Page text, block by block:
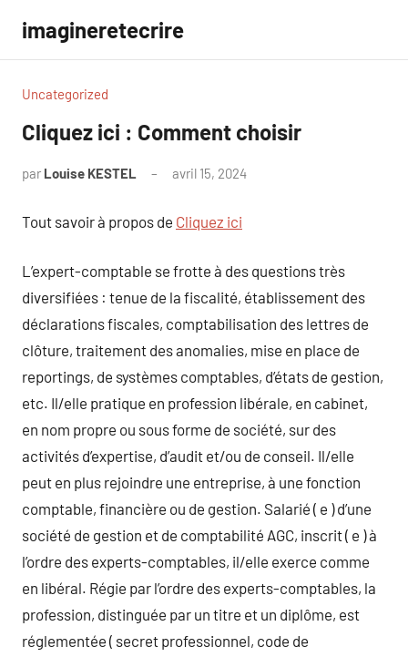
contenu
imagineretecrire
Uncategorized
Cliquez ici : Comment choisir
par Louise KESTEL avril 15, 2024
Tout savoir à propos de Cliquez ici
L’expert-comptable se frotte à des questions très
diversifiées : tenue de la fiscalité, établissement des
déclarations fiscales, comptabilisation des lettres de
clôture, traitement des anomalies, mise en place de
reportings, de systèmes comptables, d’états de gestion,
etc. Il/elle pratique en profession libérale, en cabinet,
en nom propre ou sous forme de société, sur des
activités d’expertise, d’audit et/ou de conseil. Il/elle
peut en plus rejoindre une entreprise, à une fonction
comptable, financière ou de gestion. Salarié ( e ) d’une
société de gestion et de comptabilité AGC, inscrit ( e ) à
l’ordre des experts-comptables, il/elle exerce comme
en libéral. Régie par l’ordre des experts-comptables, la
profession, distinguée par un titre et un diplôme, est
réglementée ( secret professionnel, code de